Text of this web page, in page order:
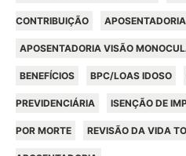
CONTRIBUIÇÃO
APOSENTADORIA VISÃO
BENEFÍCIOS BPC/LOAS IDOSO
PREVIDENCIÁRIA ISENÇÃO DE
POR MORTE REVISÃO DA VIDA